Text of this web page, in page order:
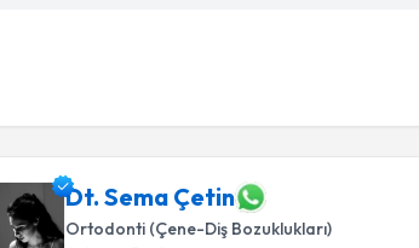
Dt. Sema Çetin
Ortodonti (Çene-Diş Bozuklukları)